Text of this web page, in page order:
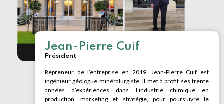
Jean-Pierre Cuif
Président
Repreneur de l’entreprise en 2019, Jean-Pierre Cuif est
ingénieur géologue minéralurgiste, il met à profit ses trente
années d’expériences dans l’industrie chimique en
production, marketing et stratégie, pour poursuivre le